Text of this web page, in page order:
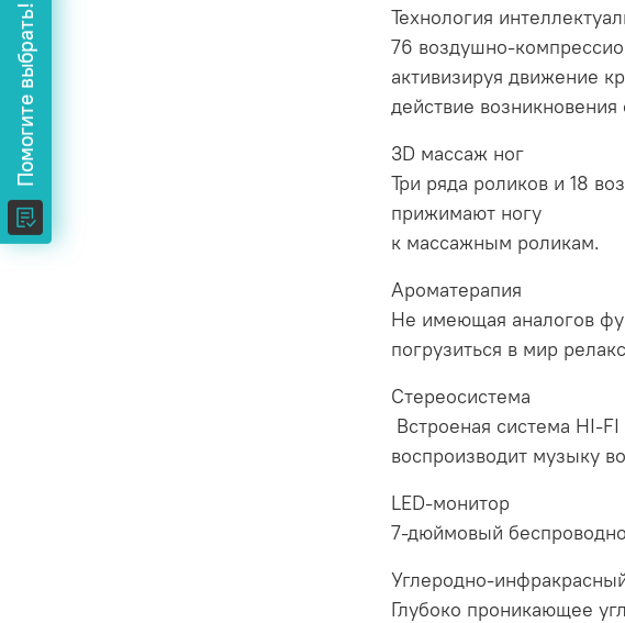
Помогите выбрать!
Технология
76 воздушно-
активизируя движение
действие
3D массаж ног
Три ряда роликов и 18
прижимают ногу
к массажным роликам.
Ароматерапия
Не имеющая аналогов
погрузиться в мир
Стереосистема
Встроеная система HI-
воспроизводит музыку
LED-монитор
7-дюймовый
Углеродно-
Глубоко проникающее